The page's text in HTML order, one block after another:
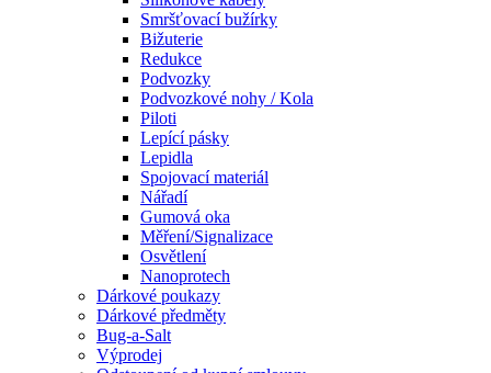
Smršťovací bužírky
Bižuterie
Redukce
Podvozky
Podvozkové nohy / Kola
Piloti
Lepící pásky
Lepidla
Spojovací materiál
Nářadí
Gumová oka
Měření/Signalizace
Osvětlení
Nanoprotech
Dárkové poukazy
Dárkové předměty
Bug-a-Salt
Výprodej